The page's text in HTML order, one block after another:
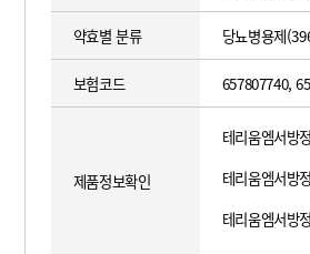
약효별 분류 당뇨병용제
보험코드 657807740,
제품정보확인
테리움엠서방
테리움엠서방
테리움엠서방